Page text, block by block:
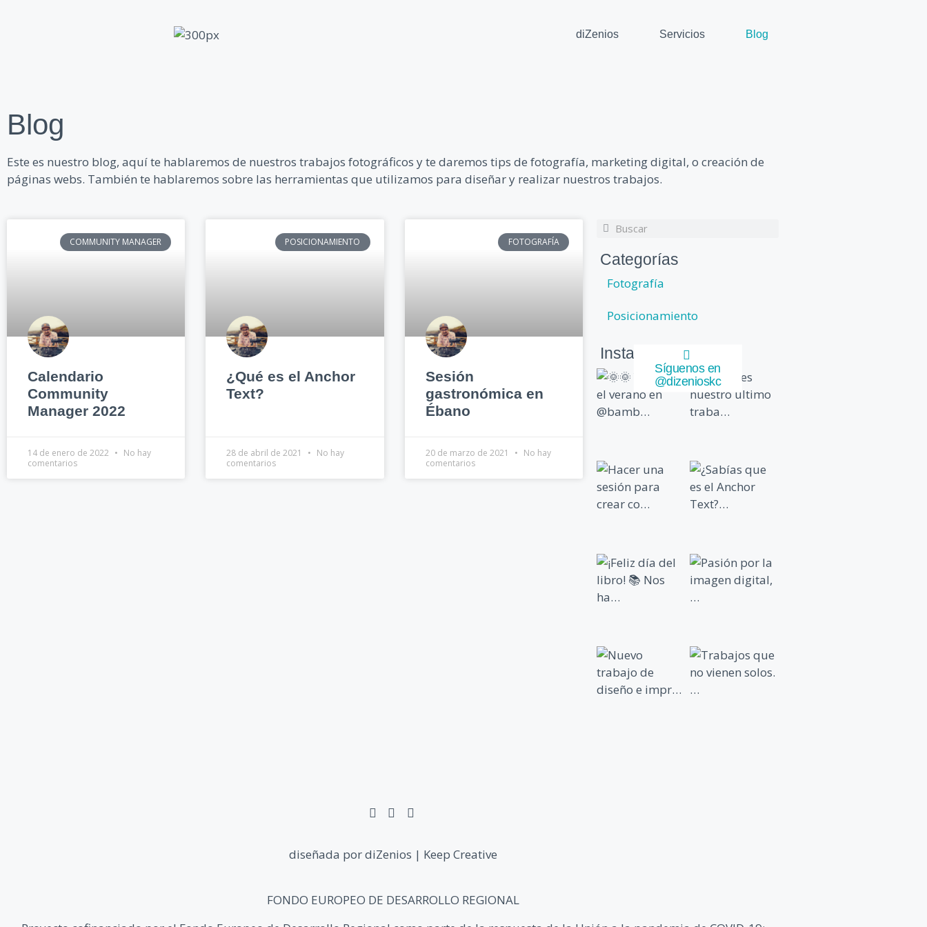
diZenios Servicios Blog
Blog
Este es nuestro blog, aquí te hablaremos de nuestros trabajos fotográficos y te daremos tips de fotografía, marketing digital, o creación de
páginas webs. También te hablaremos sobre las herramientas que utilizamos para diseñar y realizar nuestros trabajos.
COMMUNITY MANAGER
Calendario
Community
Manager 2022
14 de enero de 2022
No hay
comentarios
POSICIONAMIENTO
¿Qué es el Anchor
Text?
28 de abril de 2021
No hay
comentarios
FOTOGRAFÍA
Sesión
gastronómica en
Ébano
20 de marzo de 2021
No hay
comentarios
Categorías
Fotografía
Posicionamiento
Instagram
Síguenos en
@dizenioskc
diseñada por diZenios | Keep Creative
FONDO EUROPEO DE DESARROLLO REGIONAL